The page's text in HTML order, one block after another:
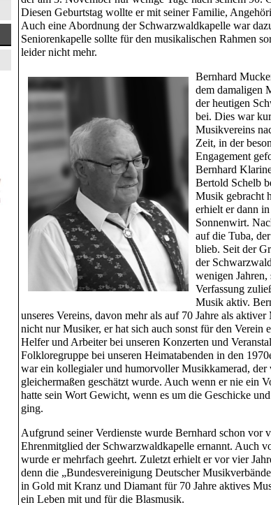
Diesen Geburtstag wollte er mit seiner Familie,
Auch eine Abordnung der Schwarzwaldkapelle war
Seniorenkapelle sollte für den musikalischen Rahmen
leider nicht mehr.
Bernhard
dem damaligen
der heutigen
bei. Dies war
Musikvereins
Zeit, in der
Engagement
Bernhard
Bertold Schelb
Musik gebracht
erhielt er dann
Sonnenwirt.
auf die Tuba,
blieb. Seit der
der
wenigen Jahren,
Verfassung
Musik aktiv.
unseres Vereins, davon mehr als auf 70 Jahre als
nicht nur Musiker, er hat sich auch sonst für den Verein
Helfer und Arbeiter bei unseren Konzerten und
Folkloregruppe bei unseren Heimatabenden in den
war ein kollegialer und humorvoller Musikkamerad, der
gleichermaßen geschätzt wurde. Auch wenn er nie ein
hatte sein Wort Gewicht, wenn es um die Geschicke
ging.
Aufgrund seiner Verdienste wurde Bernhard schon vor
Ehrenmitglied der Schwarzwaldkapelle ernannt. Auch
wurde er mehrfach geehrt. Zuletzt erhielt er vor vier
denn die „Bundesvereinigung Deutscher
in Gold mit Kranz und Diamant für 70 Jahre aktives
ein Leben mit und für die Blasmusik.